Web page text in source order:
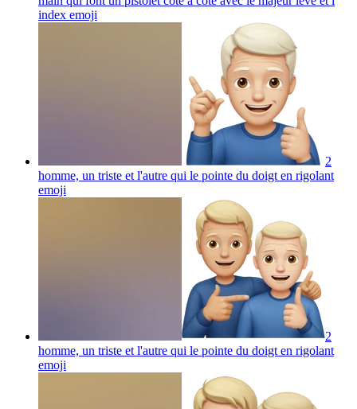
index emoji
2
homme, un triste et l'autre qui le pointe du doigt en rigolant
emoji
2
homme, un triste et l'autre qui le pointe du doigt en rigolant
emoji